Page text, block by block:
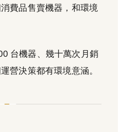
費品售賣機器，和環境
台機器、幾十萬次月銷
營決策都有環境意涵。